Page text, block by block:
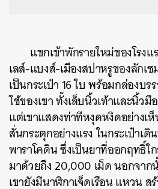
แขกเข้าพักรายใหม่ของโรง
เลส์-แบงส์-เมืองสปาหรูของลักเ
เป็นกระเป๋า 16 ใบ พร้อมกล่องบ
ใช้ของเขา ทั้งเล็บนิ้วเท้าและนิ้วมื
แต่เขาแสดงท่าทีหงุดหงิดอย่างเ
สั่นกระตุกอย่างแรง ในกระเป๋าเดิ
พาราโคดิน ซึ่งเป็นยาที่ออกฤทธิ์ใ
มาด้วยถึง 20,000 เม็ด นอกจาก
เขายังมีนาฬิกาเจ็ดเรือน แหวน